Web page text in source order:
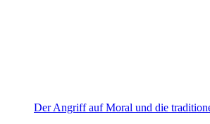
Der Angriff auf Moral und die